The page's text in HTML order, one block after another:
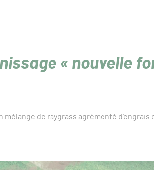
« nouvelle
mélange de raygrass agrémenté